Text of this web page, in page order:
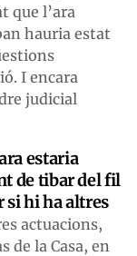
que l’ara
hauria estat
I encara
judicial
estaria
de tibar del fil
si hi ha altres
actuacions,
de la Casa, en